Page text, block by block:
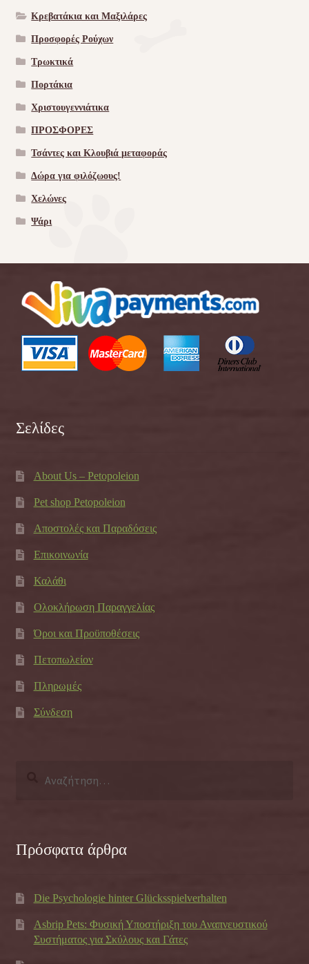
Κρεβατάκια και Μαξιλάρες
Προσφορές Ρούχων
Τρωκτικά
Πορτάκια
Χριστουγεννιάτικα
ΠΡΟΣΦΟΡΕΣ
Τσάντες και Κλουβιά μεταφοράς
Δώρα για φιλόζωους!
Χελώνες
Ψάρι
Σελίδες
About Us – Petopoleion
Pet shop Petopoleion
Αποστολές και Παραδόσεις
Επικοινωνία
Καλάθι
Ολοκλήρωση Παραγγελίας
Όροι και Προϋποθέσεις
Πετοπωλείον
Πληρωμές
Σύνδεση
Πρόσφατα άρθρα
Die Psychologie hinter Glücksspielverhalten
Asbrip Pets: Φυσική Υποστήριξη του Αναπνευστικού
Συστήματος για Σκύλους και Γάτες